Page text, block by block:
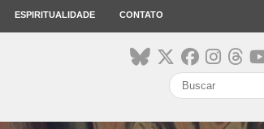
ESPIRITUALIDADE CONTATO